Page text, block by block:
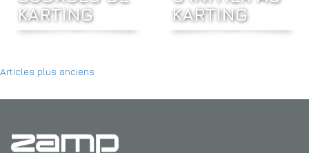
KARTING
KARTING
Articles plus anciens